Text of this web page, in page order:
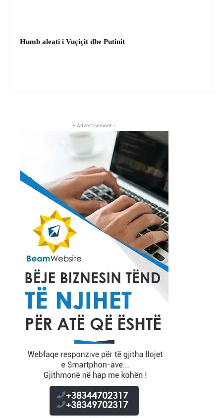
Humb aleati i Vuçiçit dhe Putinit
- Advertisement -